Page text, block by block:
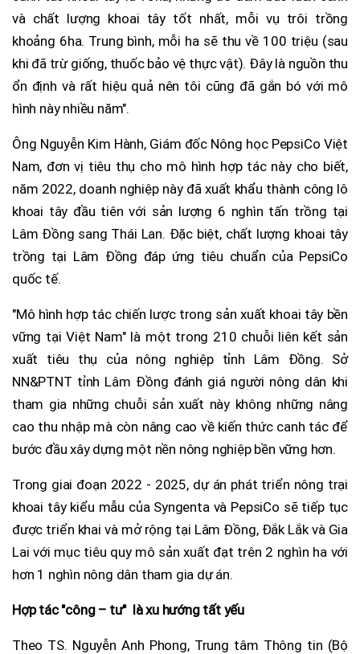
và chất lượng khoai tây tốt nhất, mỗi vụ trôi trồng
khoảng 6ha. Trung bình, mỗi ha sẽ thu về 100 triệu (sau
khi đã trừ giống, thuốc bảo vệ thực vật). Đây là nguồn thu
ổn định và rất hiệu quả nên tôi cũng đã gắn bó với mô
hình này nhiều năm".
Ông Nguyễn Kim Hành, Giám đốc Nông học PepsiCo Việt
Nam, đơn vị tiêu thụ cho mô hình hợp tác này cho biết,
năm 2022, doanh nghiệp này đã xuất khẩu thành công lô
khoai tây đầu tiên với sản lượng 6 nghìn tấn trồng tại
Lâm Đồng sang Thái Lan. Đặc biệt, chất lượng khoai tây
trồng tại Lâm Đồng đáp ứng tiêu chuẩn của PepsiCo
quốc tế.
"Mô hình hợp tác chiến lược trong sản xuất khoai tây bền
vững tại Việt Nam" là một trong 210 chuỗi liên kết sản
xuất tiêu thụ của nông nghiệp tỉnh Lâm Đồng. Sở
NN&PTNT tỉnh Lâm Đồng đánh giá người nông dân khi
tham gia những chuỗi sản xuất này không những nâng
cao thu nhập mà còn nâng cao về kiến thức canh tác để
bước đầu xây dựng một nền nông nghiệp bền vững hơn.
Trong giai đoạn 2022 - 2025, dự án phát triển nông trại
khoai tây kiểu mẫu của Syngenta và PepsiCo sẽ tiếp tục
được triển khai và mở rộng tại Lâm Đồng, Đắk Lắk và Gia
Lai với mục tiêu quy mô sản xuất đạt trên 2 nghìn ha với
hơn 1 nghìn nông dân tham gia dự án.
Hợp tác "công – tư" là xu hướng tất yếu
Theo TS. Nguyễn Anh Phong, Trung tâm Thông tin (Bộ